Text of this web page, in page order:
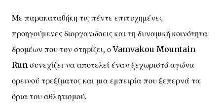
Με παρακαταθήκη τις πέντε επιτυχημένες
προηγούμενες διοργανώσεις και τη δυναμική κοινότητα
δρομέων που τον στηρίζει, ο Vamvakou Mountain
Run συνεχίζει να αποτελεί έναν ξεχωριστό αγώνα
ορεινού τρεξίματος και μια εμπειρία που ξεπερνά τα
όρια του αθλητισμού.